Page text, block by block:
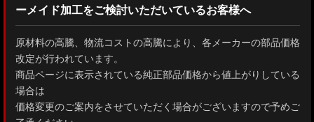
ーメイド加工をご検討いただいているお客様へ
原材料の高騰、物流コストの高騰により、各メーカーの部品価格
改定が行われています。
商品ページに表示されている純正部品価格から値上がりしている
場合は
価格変更のご案内をさせていただく場合がございますので予めご